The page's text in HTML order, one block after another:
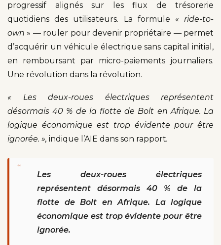
progressif alignés sur les flux de trésorerie
quotidiens des utilisateurs. La formule « ride-to-
own » — rouler pour devenir propriétaire — permet
d’acquérir un véhicule électrique sans capital initial,
en remboursant par micro-paiements journaliers.
Une révolution dans la révolution.
« Les deux-roues électriques représentent
désormais 40 % de la flotte de Bolt en Afrique. La
logique économique est trop évidente pour être
ignorée. », indique l’AIE dans son rapport.
“
Les deux-roues électriques
représentent désormais 40 % de la
flotte de Bolt en Afrique. La logique
économique est trop évidente pour être
ignorée.